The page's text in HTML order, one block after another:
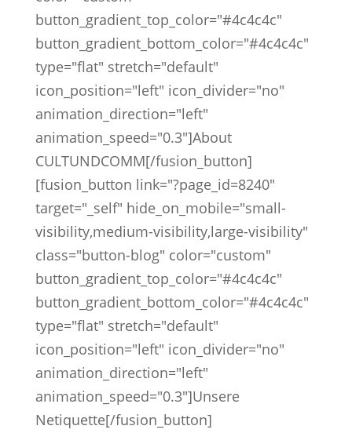
button_gradient_top_color="#4c4c4c"
button_gradient_bottom_color="#4c4c4c"
type="flat" stretch="default"
icon_position="left" icon_divider="no"
animation_direction="left"
animation_speed="0.3"]About
CULTUNDCOMM[/fusion_button]
[fusion_button link="?page_id=8240"
target="_self" hide_on_mobile="small-
visibility,medium-visibility,large-visibility"
class="button-blog" color="custom"
button_gradient_top_color="#4c4c4c"
button_gradient_bottom_color="#4c4c4c"
type="flat" stretch="default"
icon_position="left" icon_divider="no"
animation_direction="left"
animation_speed="0.3"]Unsere
Netiquette[/fusion_button]